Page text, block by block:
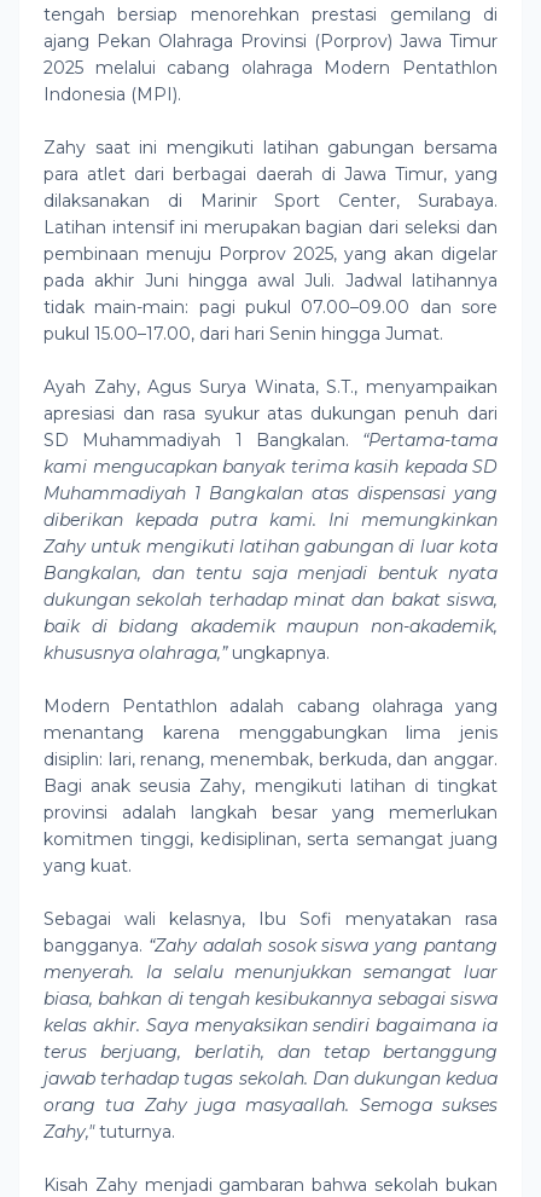
tengah bersiap menorehkan prestasi gemilang di
ajang Pekan Olahraga Provinsi (Porprov) Jawa Timur
2025 melalui cabang olahraga Modern Pentathlon
Indonesia (MPI).
Zahy saat ini mengikuti latihan gabungan bersama
para atlet dari berbagai daerah di Jawa Timur, yang
dilaksanakan di Marinir Sport Center, Surabaya.
Latihan intensif ini merupakan bagian dari seleksi dan
pembinaan menuju Porprov 2025, yang akan digelar
pada akhir Juni hingga awal Juli. Jadwal latihannya
tidak main-main: pagi pukul 07.00–09.00 dan sore
pukul 15.00–17.00, dari hari Senin hingga Jumat.
Ayah Zahy, Agus Surya Winata, S.T., menyampaikan
apresiasi dan rasa syukur atas dukungan penuh dari
SD Muhammadiyah 1 Bangkalan. “Pertama-tama
kami mengucapkan banyak terima kasih kepada SD
Muhammadiyah 1 Bangkalan atas dispensasi yang
diberikan kepada putra kami. Ini memungkinkan
Zahy untuk mengikuti latihan gabungan di luar kota
Bangkalan, dan tentu saja menjadi bentuk nyata
dukungan sekolah terhadap minat dan bakat siswa,
baik di bidang akademik maupun non-akademik,
khususnya olahraga,”ungkapnya.
Modern Pentathlon adalah cabang olahraga yang
menantang karena menggabungkan lima jenis
disiplin: lari, renang, menembak, berkuda, dan anggar.
Bagi anak seusia Zahy, mengikuti latihan di tingkat
provinsi adalah langkah besar yang memerlukan
komitmen tinggi, kedisiplinan, serta semangat juang
yang kuat.
Sebagai wali kelasnya, Ibu Sofi menyatakan rasa
bangganya. “Zahy adalah sosok siswa yang pantang
menyerah. Ia selalu menunjukkan semangat luar
biasa, bahkan di tengah kesibukannya sebagai siswa
kelas akhir. Saya menyaksikan sendiri bagaimana ia
terus berjuang, berlatih, dan tetap bertanggung
jawab terhadap tugas sekolah. Dan dukungan kedua
orang tua Zahy juga masyaallah. Semoga sukses
Zahy,"tuturnya.
Kisah Zahy menjadi gambaran bahwa sekolah bukan